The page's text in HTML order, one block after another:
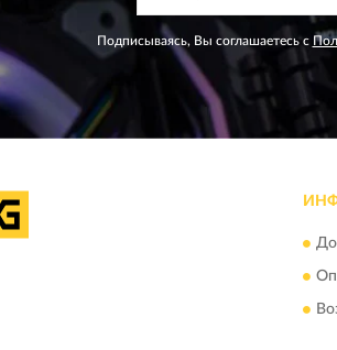
Подписываясь, Вы соглашаетесь с